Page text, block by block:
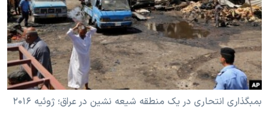
فرهنگ و زندگی
حقوق شهروندی
اقتصادی
علم و فناوری
اسرائیل در جنگ
مستندها
انتخابات ریاست جمهوری آمریکا ۲۰۲۴
حمله جمهوری اسلامی به اسرائیل
رمز مهسا
ورزش زنان در ایران
دنبال کنید
زبانهای مختلف
بمبگذاری انتحاری در یک منطقه شیعه نشین در عراق؛ ژوئیه ۲۰۱۶